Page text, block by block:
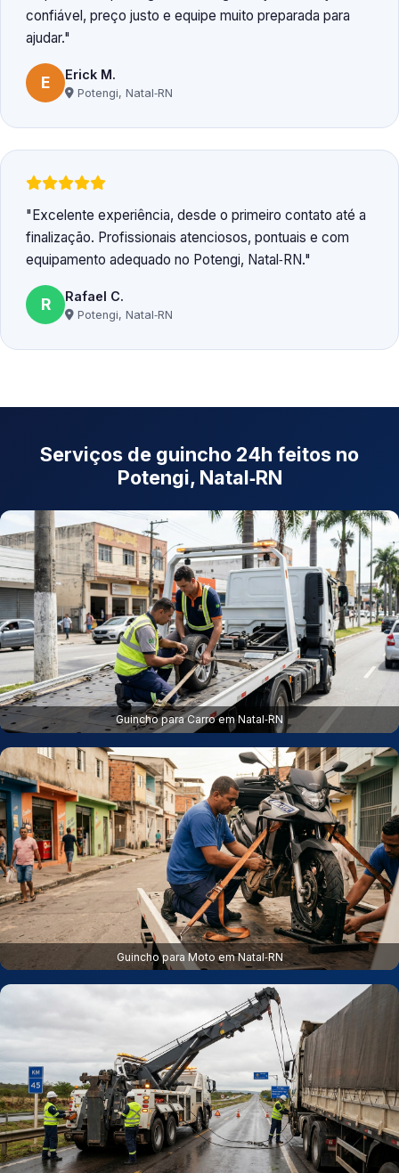
confiável, preço justo e equipe muito preparada para
ajudar.
E Erick M.
Potengi, Natal‑RN
Excelente experiência, desde o primeiro contato até a
finalização. Profissionais atenciosos, pontuais e com
equipamento adequado no Potengi, Natal‑RN.
R Rafael C.
Potengi, Natal‑RN
Serviços de guincho 24h feitos no
Potengi, Natal‑RN
Guincho para Carro em Natal‑RN
Guincho para Moto em Natal‑RN